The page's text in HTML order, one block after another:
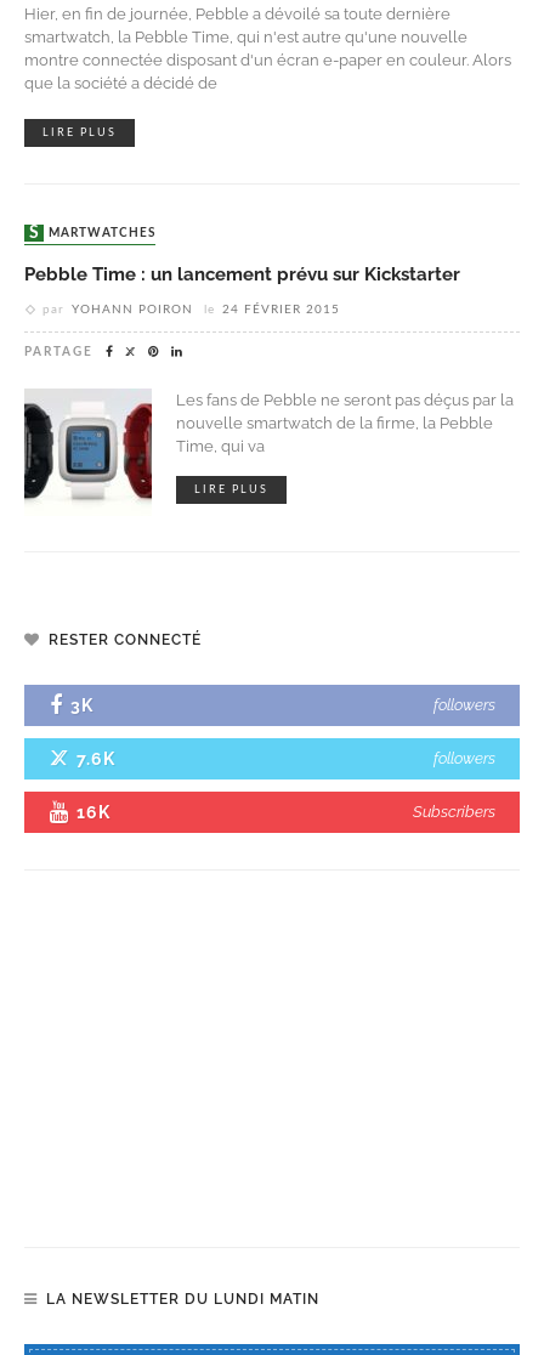
Hier, en fin de journée, Pebble a dévoilé sa toute dernière
smartwatch, la Pebble Time, qui n'est autre qu'une nouvelle
montre connectée disposant d'un écran e-paper en couleur. Alors
que la société a décidé de
LIRE PLUS
SMARTWATCHES
Pebble Time : un lancement prévu sur Kickstarter
par YOHANN POIRON le 24 FÉVRIER 2015
PARTAGE
Les fans de Pebble ne seront pas déçus par la
nouvelle smartwatch de la firme, la Pebble
Time, qui va
LIRE PLUS
RESTER CONNECTÉ
3K followers
7.6K followers
16K Subscribers
LA NEWSLETTER DU LUNDI MATIN